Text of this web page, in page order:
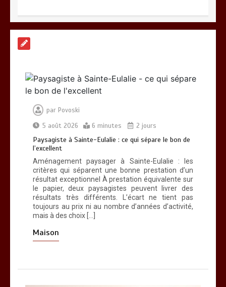
Paysagiste à Sainte-Eulalie : ce qui
0 6 minutes
esprit
par Povoski
5 août 2026
6 minutes 2 jours
Paysagiste à Sainte-Eulalie : ce qui sépare le bon de
l’excellent
Aménagement paysager à Sainte-Eulalie : les
critères qui séparent une bonne prestation d’un
résultat exceptionnel À prestation équivalente sur
le papier, deux paysagistes peuvent livrer des
résultats très différents. L’écart ne tient pas
toujours au prix ni au nombre d’années d’activité,
mais à des choix […]
Maison